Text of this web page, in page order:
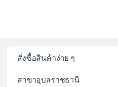
สั่งซื้อสินค้าง่าย ๆ
สาขาอุบลราชธานี